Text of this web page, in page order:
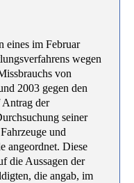
eines im Februar
wegen
von
2003 gegen den
der
seiner
und
angeordnet. Diese
die Aussagen der
die angab, im